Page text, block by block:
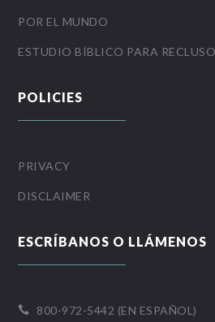
POR EL MUNDO
ESTUDIO BÍBLICO PARA
POLICIES
PRIVACY
DISCLAIMER
ESCRÍBANOS O LLÁMENOS
 800-972-5442 (EN ESPAÑOL)